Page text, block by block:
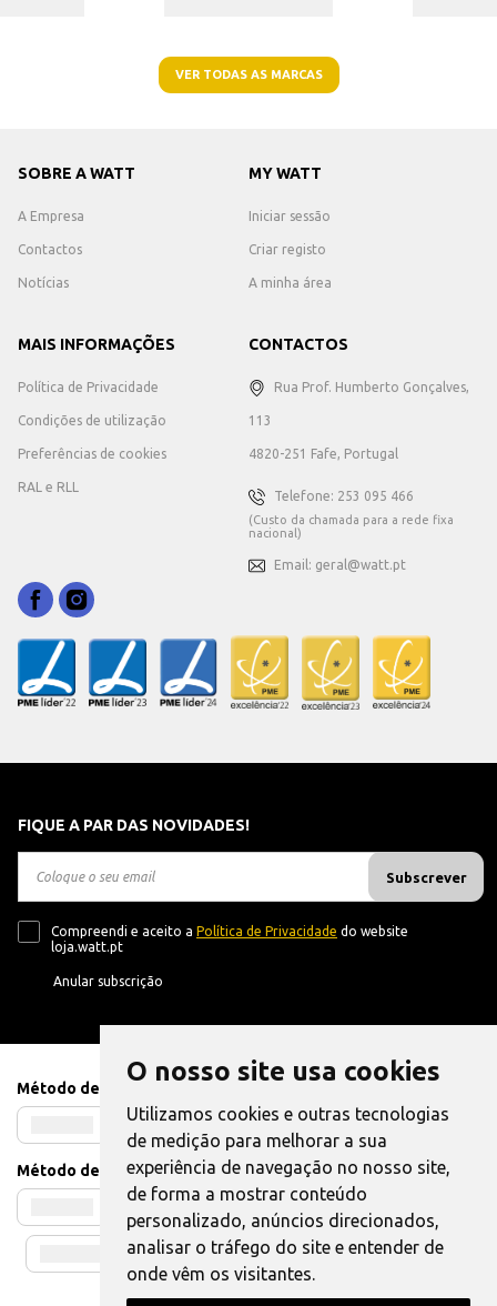
O nosso site usa cookies
Utilizamos cookies e outras tecnologias
de medição para melhorar a sua
experiência de navegação no nosso site,
de forma a mostrar conteúdo
personalizado, anúncios direcionados,
analisar o tráfego do site e entender de
onde vêm os visitantes.
VER TODAS AS MARCAS
SOBRE A WATT
A Empresa
Contactos
Notícias
MY WATT
Iniciar sessão
Criar registo
A minha área
MAIS INFORMAÇÕES
Política de Privacidade
Condições de utilização
Preferências de cookies
RAL e RLL
CONTACTOS
Rua Prof. Humberto Gonçalves,
113
4820-251 Fafe, Portugal
Telefone: 253 095 466
(Custo da chamada para a rede fixa
nacional)
Email: geral@watt.pt
FIQUE A PAR DAS NOVIDADES!
Subscrever
Compreendi e aceito a Política de Privacidade do website
loja.watt.pt
Anular subscrição
Método de Pagamento
Método de Envio